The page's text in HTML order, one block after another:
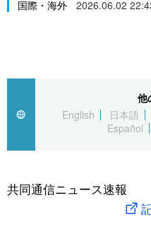
社会
旅と暮らし
経済・ビジネス
社会
文化
科学・技術
暮らし
国際・海外 2026.06.02
他
English
日本語
Español
共同通信ニュース速報